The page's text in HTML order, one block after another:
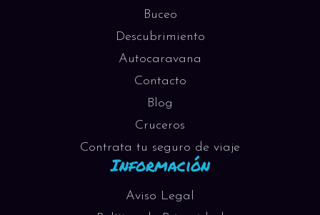
Buceo
Descubrimiento
Autocaravana
Contacto
Blog
Cruceros
Contrata tu seguro de viaje
Información
Aviso Legal